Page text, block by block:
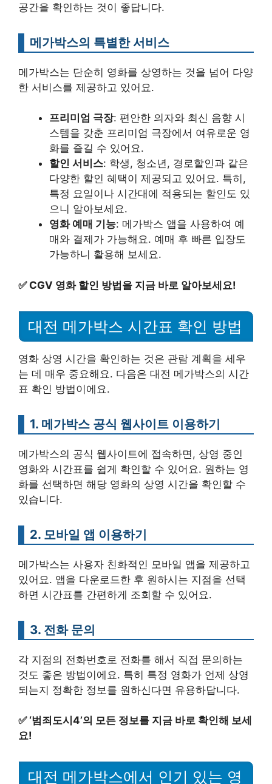
공간을 확인하는 것이 좋답니다.
메가박스의 특별한 서비스
메가박스는 단순히 영화를 상영하는 것을 넘어 다양
한 서비스를 제공하고 있어요.
프리미엄 극장: 편안한 의자와 최신 음향 시
스템을 갖춘 프리미엄 극장에서 여유로운 영
화를 즐길 수 있어요.
할인 서비스: 학생, 청소년, 경로할인과 같은
다양한 할인 혜택이 제공되고 있어요. 특히,
특정 요일이나 시간대에 적용되는 할인도 있
으니 알아보세요.
영화 예매 기능: 메가박스 앱을 사용하여 예
매와 결제가 가능해요. 예매 후 빠른 입장도
가능하니 활용해 보세요.
✅ CGV 영화 할인 방법을 지금 바로 알아보세요!
대전 메가박스 시간표 확인 방법
영화 상영 시간을 확인하는 것은 관람 계획을 세우
는 데 매우 중요해요. 다음은 대전 메가박스의 시간
표 확인 방법이에요.
1. 메가박스 공식 웹사이트 이용하기
메가박스의 공식 웹사이트에 접속하면, 상영 중인
영화와 시간표를 쉽게 확인할 수 있어요. 원하는 영
화를 선택하면 해당 영화의 상영 시간을 확인할 수
있습니다.
2. 모바일 앱 이용하기
메가박스는 사용자 친화적인 모바일 앱을 제공하고
있어요. 앱을 다운로드한 후 원하시는 지점을 선택
하면 시간표를 간편하게 조회할 수 있어요.
3. 전화 문의
각 지점의 전화번호로 전화를 해서 직접 문의하는
것도 좋은 방법이에요. 특히 특정 영화가 언제 상영
되는지 정확한 정보를 원하신다면 유용하답니다.
✅ ‘범죄도시4’의 모든 정보를 지금 바로 확인해 보세
요!
대전 메가박스에서 인기 있는 영